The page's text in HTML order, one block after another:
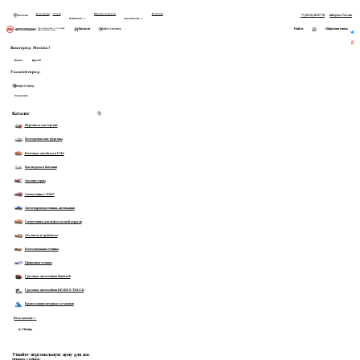
Москва
В наличии
Услуги
Компания
История поставок
Заказчикам
Контакты +7 (3513) 28-97-70 info@asv74.com
Каталог Найти Обратная связь
Ваш город: Москва?
Верно Другой
Укажите город:
Сохранить
Каталог
Фургоны и мастерские
Изотермические фургоны
Вахтовые автобусы и ГПА
Вагон-дома и бытовки
Автоцистерны
Спецтехника с КМУ
Автогидроподъемники, автовышки
Спецтехника для нефтегазовой отрасли
Лесовозы и трубовозы
Коммунальная техника
Прицепная техника
Грузовые автомобили Sinotruck
Грузовые автомобили BEIBEN TRUCK
Крано-манипуляторные установки
Весь каталог 14
Назад
Узнайте персональную цену для вас